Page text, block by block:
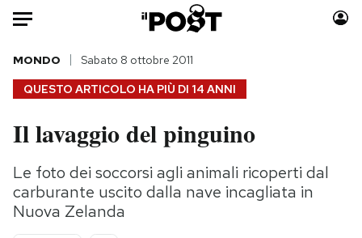
Auto
HOME
Italia
Politica
Tecnologia
Moda
Consumismi
Storie/Idee
QUESTO ARTICOLO HA PIÙ DI 14 ANNI
MONDO Sabato 8 ottobre 2011
Il lavaggio del pinguino
Le foto dei soccorsi agli animali ricoperti dal
carburante uscito dalla nave incagliata in
Nuova Zelanda